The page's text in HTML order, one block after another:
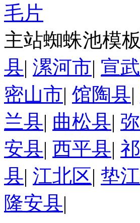
毛片
主站蜘蛛池模
县| 漯河市| 宣
密山市| 馆陶县|
兰县| 曲松县|
安县| 西平县|
县| 江北区| 垫
隆安县|